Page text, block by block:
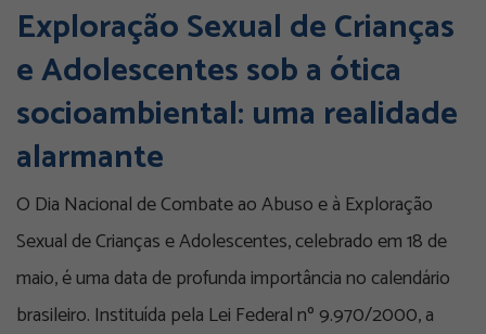
Exploração Sexual de Crianças
e Adolescentes sob a ótica
socioambiental: uma realidade
alarmante
O Dia Nacional de Combate ao Abuso e à Exploração
Sexual de Crianças e Adolescentes, celebrado em 18 de
maio, é uma data de profunda importância no calendário
brasileiro. Instituída pela Lei Federal nº 9.970/2000, a